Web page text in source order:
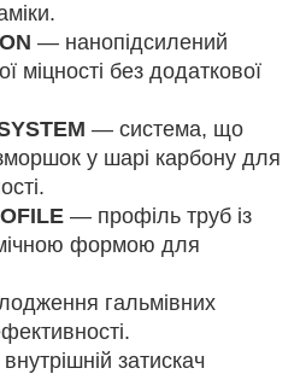
— нанопідсилений
міцності без додаткової
— система, що
у шарі карбону для
— профіль труб із
формою для
гальмівних
затискач